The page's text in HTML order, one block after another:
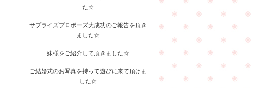
た☆
サプライズプロポーズ大成功のご報告を頂き
ました☆
妹様をご紹介して頂きました☆
ご結婚式のお写真を持って遊びに来て頂けま
した☆